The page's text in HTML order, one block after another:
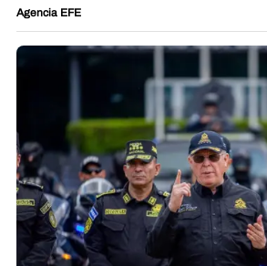
Agencia EFE